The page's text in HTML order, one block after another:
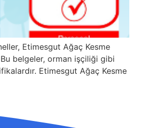
Etimesgut Ağaç Kesme
belgeler, orman işçiliği gibi
Etimesgut Ağaç Kesme